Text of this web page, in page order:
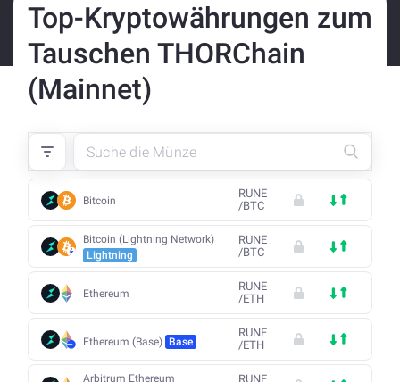
Top-Kryptowährungen zum
Tauschen THORChain
(Mainnet)
Bitcoin
RUNE
/BTC
Bitcoin (Lightning Network)
Lightning
RUNE
/BTC
Ethereum
RUNE
/ETH
Ethereum (Base) Base
RUNE
/ETH
Arbitrum Ethereum
RUNE